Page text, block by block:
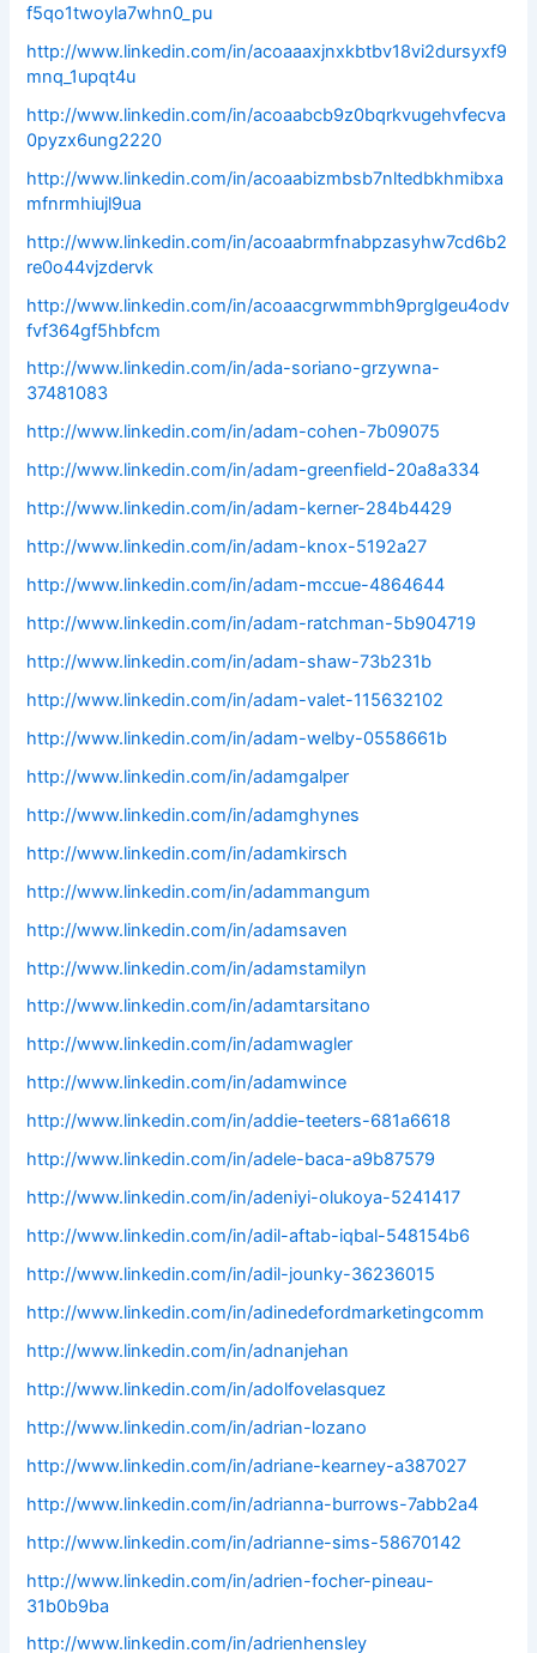
f5qo1twoyla7whn0_pu
http://www.linkedin.com/in/acoaaaxjnxkbtbv18vi2dursyxf9
mnq_1upqt4u
http://www.linkedin.com/in/acoaabcb9z0bqrkvugehvfecva
0pyzx6ung2220
http://www.linkedin.com/in/acoaabizmbsb7nltedbkhmibxa
mfnrmhiujl9ua
http://www.linkedin.com/in/acoaabrmfnabpzasyhw7cd6b2
re0o44vjzdervk
http://www.linkedin.com/in/acoaacgrwmmbh9prglgeu4odv
fvf364gf5hbfcm
http://www.linkedin.com/in/ada-soriano-grzywna-
37481083
http://www.linkedin.com/in/adam-cohen-7b09075
http://www.linkedin.com/in/adam-greenfield-20a8a334
http://www.linkedin.com/in/adam-kerner-284b4429
http://www.linkedin.com/in/adam-knox-5192a27
http://www.linkedin.com/in/adam-mccue-4864644
http://www.linkedin.com/in/adam-ratchman-5b904719
http://www.linkedin.com/in/adam-shaw-73b231b
http://www.linkedin.com/in/adam-valet-115632102
http://www.linkedin.com/in/adam-welby-0558661b
http://www.linkedin.com/in/adamgalper
http://www.linkedin.com/in/adamghynes
http://www.linkedin.com/in/adamkirsch
http://www.linkedin.com/in/adammangum
http://www.linkedin.com/in/adamsaven
http://www.linkedin.com/in/adamstamilyn
http://www.linkedin.com/in/adamtarsitano
http://www.linkedin.com/in/adamwagler
http://www.linkedin.com/in/adamwince
http://www.linkedin.com/in/addie-teeters-681a6618
http://www.linkedin.com/in/adele-baca-a9b87579
http://www.linkedin.com/in/adeniyi-olukoya-5241417
http://www.linkedin.com/in/adil-aftab-iqbal-548154b6
http://www.linkedin.com/in/adil-jounky-36236015
http://www.linkedin.com/in/adinedefordmarketingcomm
http://www.linkedin.com/in/adnanjehan
http://www.linkedin.com/in/adolfovelasquez
http://www.linkedin.com/in/adrian-lozano
http://www.linkedin.com/in/adriane-kearney-a387027
http://www.linkedin.com/in/adrianna-burrows-7abb2a4
http://www.linkedin.com/in/adrianne-sims-58670142
http://www.linkedin.com/in/adrien-focher-pineau-
31b0b9ba
http://www.linkedin.com/in/adrienhensley